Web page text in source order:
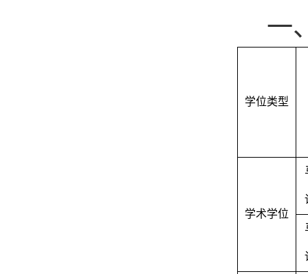
一
学位类型
学术学位